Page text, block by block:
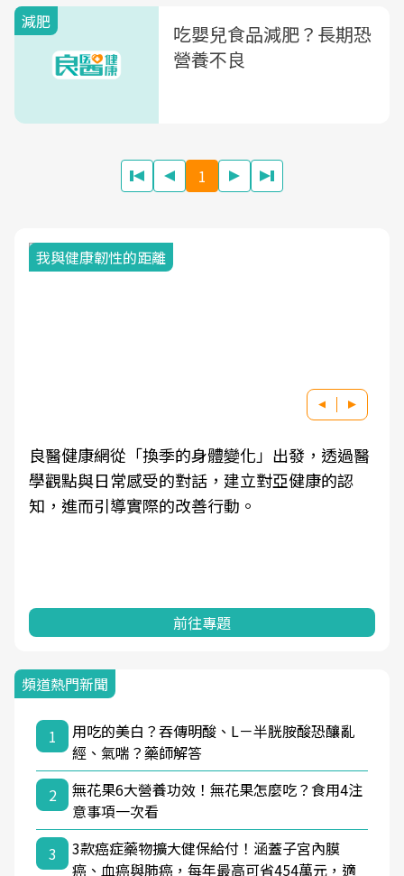
減肥
吃嬰兒食品減肥？長期恐
營養不良
1
我與健康韌性的距離
良醫健康網從「換季的身體變化」出發，透過醫
學觀點與日常感受的對話，建立對亞健康的認
知，進而引導實際的改善行動。
前往專題
頻道熱門新聞
1
用吃的美白？吞傳明酸、L－半胱胺酸恐釀亂
經、氣喘？藥師解答
2
無花果6大營養功效！無花果怎麼吃？食用4注
意事項一次看
3
3款癌症藥物擴大健保給付！涵蓋子宮內膜
癌、血癌與肺癌，每年最高可省454萬元，適